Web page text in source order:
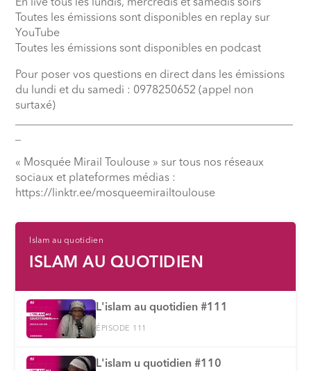
En live tous les lundis, mercredis et samedis soirs
Toutes les émissions sont disponibles en replay sur
YouTube
Toutes les émissions sont disponibles en podcast
Pour poser vos questions en direct dans les émissions
du lundi et du samedi : 0978250652 (appel non
surtaxé)
« Mosquée Mirail Toulouse » sur tous nos réseaux
sociaux et plateformes médias :
⁠https://linktr.ee/mosqueemirailtoulouse
Islam au quotidien
ISLAM AU QUOTIDIEN
L'islam au quotidien #111
ÉPISODE 111
L'islam u quotidien #110